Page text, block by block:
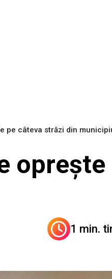
pe câteva străzi din
1 min.